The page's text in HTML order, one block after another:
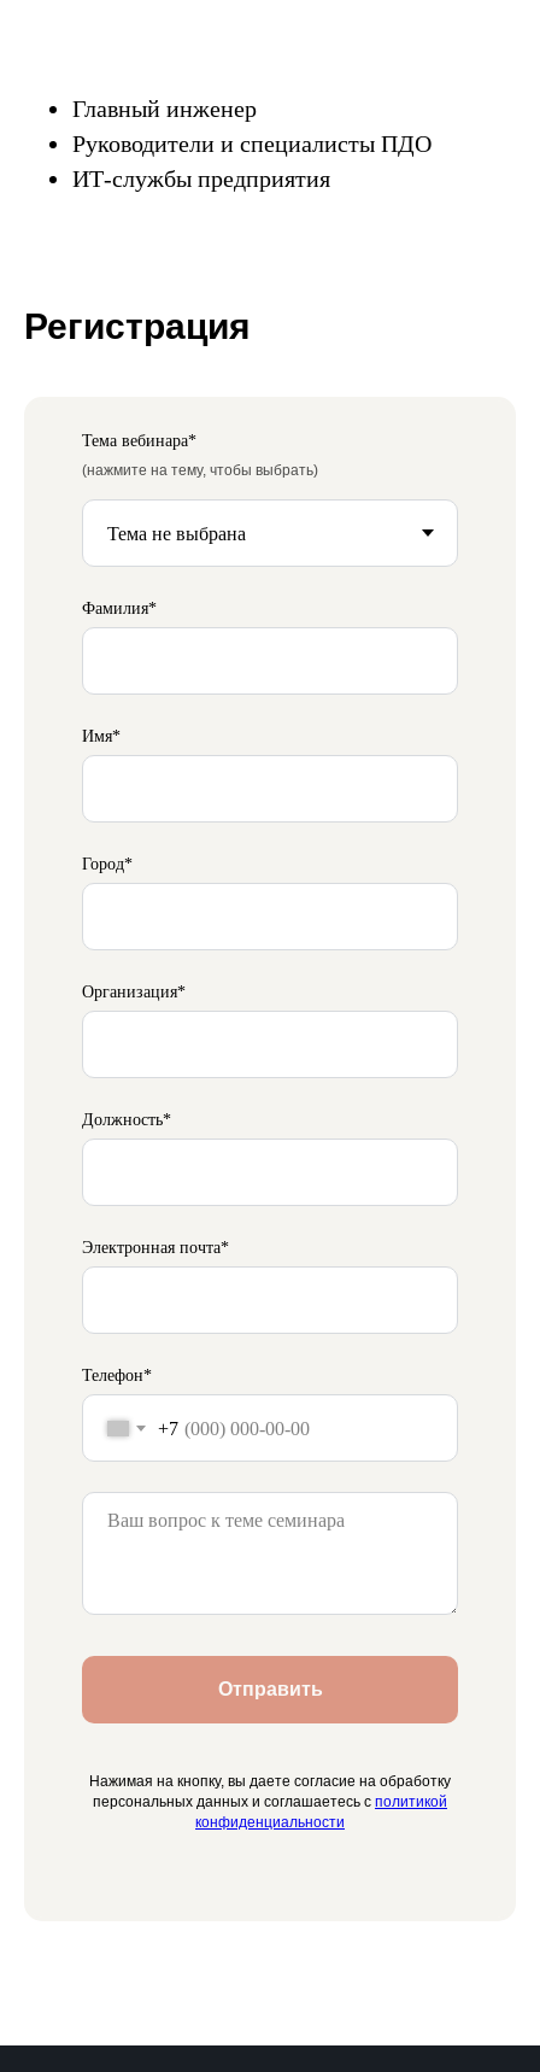
Главный инженер
Руководители и специалисты ПДО
ИТ-службы предприятия
Регистрация
Тема вебинара*
(нажмите на тему, чтобы выбрать)
Фамилия*
Имя*
Город*
Организация*
Должность*
Электронная почта*
Телефон*
+7
Отправить
Нажимая на кнопку, вы даете согласие на обработку
персональных данных и соглашаетесь c политикой
конфиденциальности